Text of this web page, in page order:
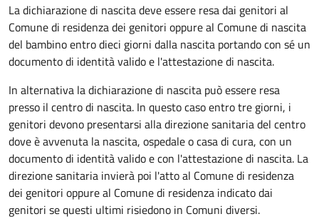
La dichiarazione di nascita deve essere resa dai genitori al
Comune di residenza dei genitori oppure al Comune di nascita
del bambino entro dieci giorni dalla nascita portando con sé un
documento di identità valido e l'attestazione di nascita.
In alternativa la dichiarazione di nascita può essere resa
presso il centro di nascita. In questo caso entro tre giorni, i
genitori devono presentarsi alla direzione sanitaria del centro
dove è avvenuta la nascita, ospedale o casa di cura, con un
documento di identità valido e con l'attestazione di nascita. La
direzione sanitaria invierà poi l'atto al Comune di residenza
dei genitori oppure al Comune di residenza indicato dai
genitori se questi ultimi risiedono in Comuni diversi.